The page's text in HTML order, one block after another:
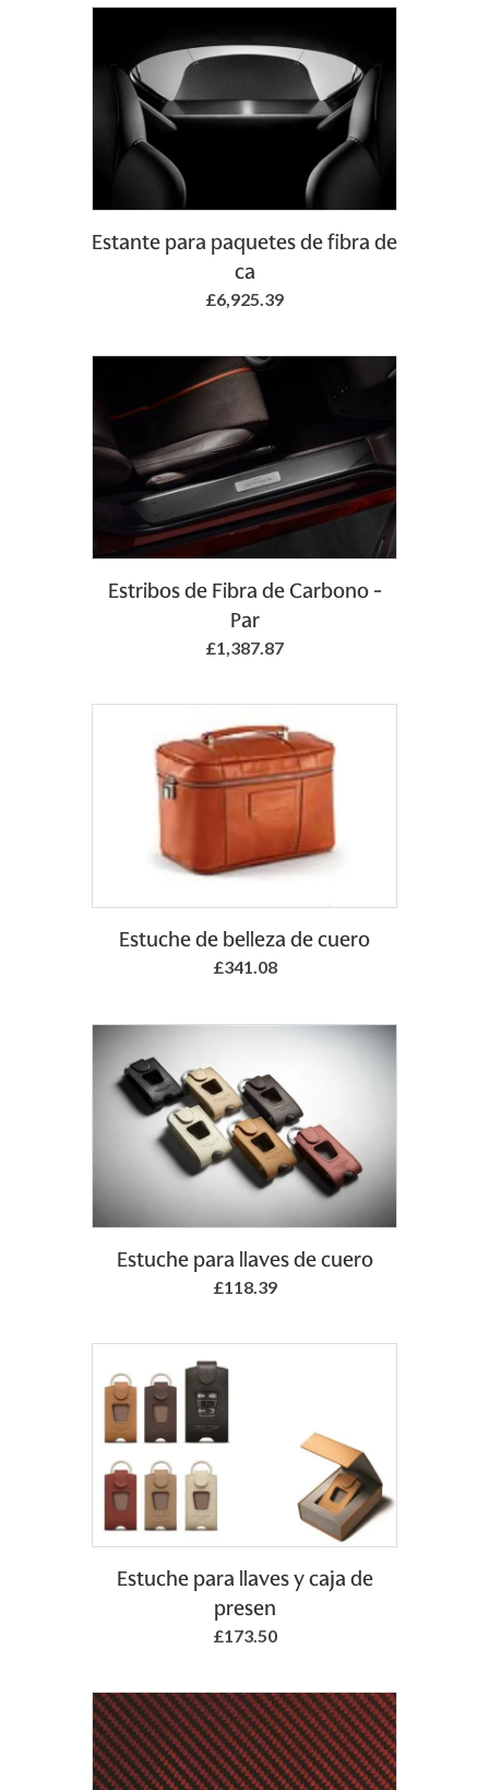
Add to Basket
Estante para paquetes de fibra de
ca
£6,925.39
Add to Basket
Estribos de Fibra de Carbono -
Par
£1,387.87
Estuche de belleza de cuero
£341.08
Add to Basket
Estuche para llaves de cuero
£118.39
Add to Basket
Estuche para llaves y caja de
presen
£173.50